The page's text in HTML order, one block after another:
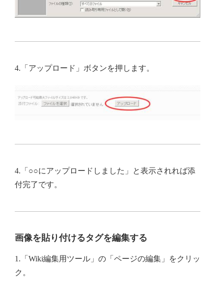
4.「アップロード」ボタンを押します。
4.「○○にアップロードしました」と表示されれば添
付完了です。
画像を貼り付けるタグを編集する
1.「Wiki編集用ツール」の「ページの編集」をクリッ
ク。